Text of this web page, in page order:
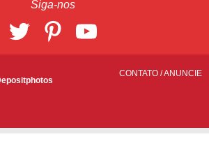
Siga-nos
CONTATO /ANUNCIE